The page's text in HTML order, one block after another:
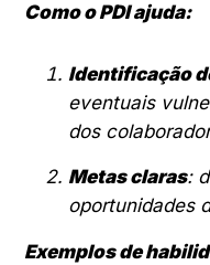
Como o PDI ajuda:
Identificação
eventuais
dos
Metas claras:
oportunidades
Exemplos de